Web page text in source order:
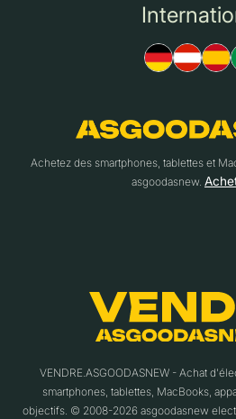
Achetez des smartphones, tablettes et
asgoodasnew.
VENDRE.ASGOODASNEW - Achat
smartphones, tablettes, MacBooks,
objectifs. © 2008-2026 asgoodasnew